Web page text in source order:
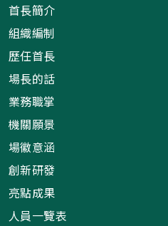
首長簡介
組織編制
歷任首長
場長的話
業務職掌
機關願景
場徽意涵
創新研發
亮點成果
人員一覽表